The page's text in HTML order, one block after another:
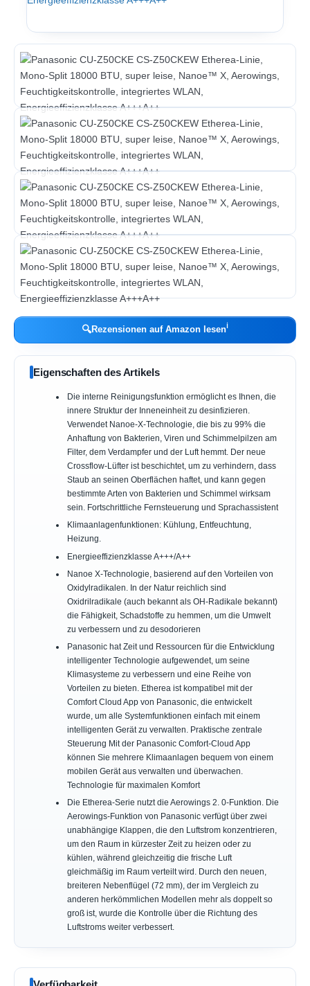
🔍Rezensionen auf Amazon lesenℹ︎
Eigenschaften des Artikels
Die interne Reinigungsfunktion ermöglicht es Ihnen, die
innere Struktur der Inneneinheit zu desinfizieren.
Verwendet Nanoe-X-Technologie, die bis zu 99% die
Anhaftung von Bakterien, Viren und Schimmelpilzen am
Filter, dem Verdampfer und der Luft hemmt. Der neue
Crossflow-Lüfter ist beschichtet, um zu verhindern, dass
Staub an seinen Oberflächen haftet, und kann gegen
bestimmte Arten von Bakterien und Schimmel wirksam
sein. Fortschrittliche Fernsteuerung und Sprachassistent
Klimaanlagenfunktionen: Kühlung, Entfeuchtung,
Heizung.
Energieeffizienzklasse A+++/A++
Nanoe X-Technologie, basierend auf den Vorteilen von
Oxidylradikalen. In der Natur reichlich sind
Oxidrilradikale (auch bekannt als OH-Radikale bekannt)
die Fähigkeit, Schadstoffe zu hemmen, um die Umwelt
zu verbessern und zu desodorieren
Panasonic hat Zeit und Ressourcen für die Entwicklung
intelligenter Technologie aufgewendet, um seine
Klimasysteme zu verbessern und eine Reihe von
Vorteilen zu bieten. Etherea ist kompatibel mit der
Comfort Cloud App von Panasonic, die entwickelt
wurde, um alle Systemfunktionen einfach mit einem
intelligenten Gerät zu verwalten. Praktische zentrale
Steuerung Mit der Panasonic Comfort-Cloud App
können Sie mehrere Klimaanlagen bequem von einem
mobilen Gerät aus verwalten und überwachen.
Technologie für maximalen Komfort
Die Etherea-Serie nutzt die Aerowings 2. 0-Funktion. Die
Aerowings-Funktion von Panasonic verfügt über zwei
unabhängige Klappen, die den Luftstrom konzentrieren,
um den Raum in kürzester Zeit zu heizen oder zu
kühlen, während gleichzeitig die frische Luft
gleichmäßig im Raum verteilt wird. Durch den neuen,
breiteren Nebenflügel (72 mm), der im Vergleich zu
anderen herkömmlichen Modellen mehr als doppelt so
groß ist, wurde die Kontrolle über die Richtung des
Luftstroms weiter verbessert.